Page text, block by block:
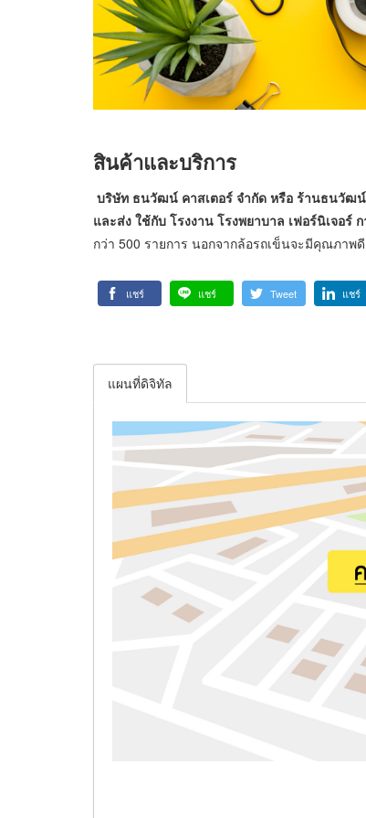
สินค้าและบริการ
บริษัท ธนวัฒน์ คาสเตอร์ จำกัด หรือ ร้านธนวัฒน์
และส่ง ใช้กับ โรงงาน โรงพยาบาล เฟอร์นิเจอร์
กว่า 500 รายการ นอกจากล้อรถเข็นจะมีคุณภาพ
แชร์ แชร์ Tweet แชร์
แผนที่ดิจิทัล